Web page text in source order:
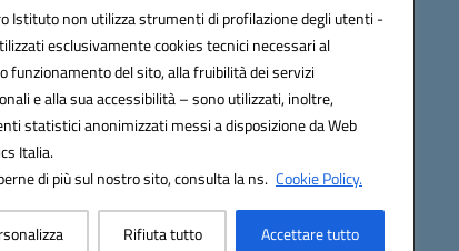
Istituto non utilizza strumenti di profilazione degli utenti -
esclusivamente cookies tecnici necessari al
funzionamento del sito, alla fruibilità dei servizi
e alla sua accessibilità – sono utilizzati, inoltre,
statistici anonimizzati messi a disposizione da Web
Italia.
di più sul nostro sito, consulta la ns. Cookie Policy.
Rifiuta tutto Accettare tutto